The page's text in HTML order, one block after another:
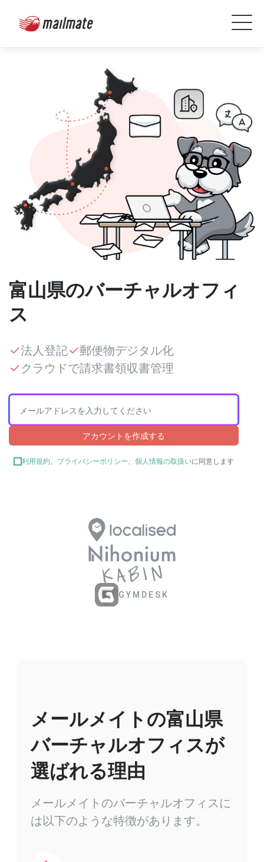
富山県のバーチャルオフィ
ス
法人登記
郵便物デジタル化
クラウドで請求書領収書管理
アカウントを作成する
利用規約、 プライバシーポリシー、 個人情報の取扱いに同意します
GYMDESK
メールメイトの富山県
バーチャルオフィスが
選ばれる理由
メールメイトのバーチャルオフィスに
は以下のような特徴があります。